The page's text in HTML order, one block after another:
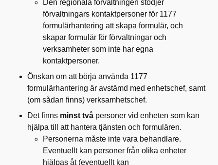
Den regionala förvaltningen stödjer
förvaltningars kontaktpersoner för 1177
formulärhantering att skapa formulär, och
skapar formulär för förvaltningar och
verksamheter som inte har egna
kontaktpersoner.
Önskan om att börja använda 1177
formulärhantering är avstämd med enhetschef, samt
(om sådan finns) verksamhetschef.
Det finns minst två personer vid enheten som kan
hjälpa till att hantera tjänsten och formulären.
Personerna måste inte vara behandlare.
Eventuellt kan personer från olika enheter
hjälpas åt (eventuellt kan